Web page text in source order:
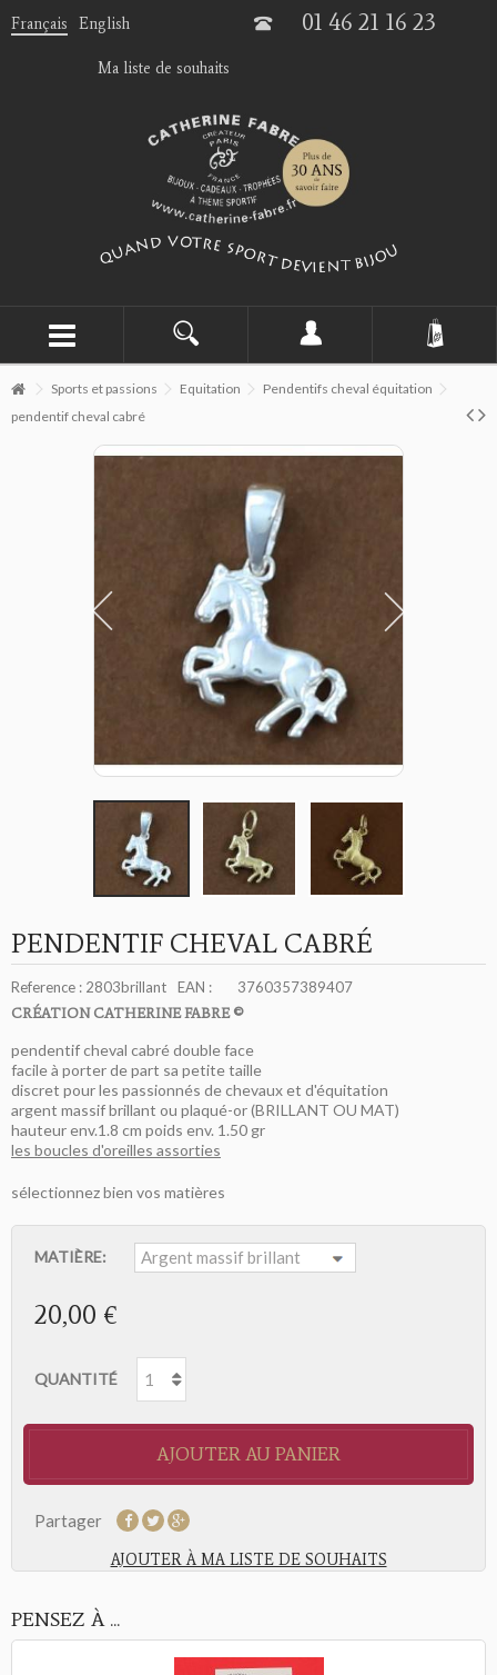
Français English 01 46 21 16 23
Ma liste de souhaits
Sports et passions Equitation
Pendentifs cheval équitation
pendentif cheval cabré
PENDENTIF CHEVAL CABRÉ
Reference : 2803brillant EAN : 3760357389407
CRÉATION CATHERINE FABRE ©
pendentif cheval cabré double face
facile à porter de part sa petite taille
discret pour les passionnés de chevaux et d'équitation
argent massif brillant ou plaqué-or (BRILLANT OU MAT)
hauteur env.1.8 cm poids env. 1.50 gr
les boucles d'oreilles assorties
sélectionnez bien vos matières
MATIÈRE:
20,00 €
QUANTITÉ
AJOUTER AU PANIER
Partager
AJOUTER À MA LISTE DE SOUHAITS
PENSEZ À ...